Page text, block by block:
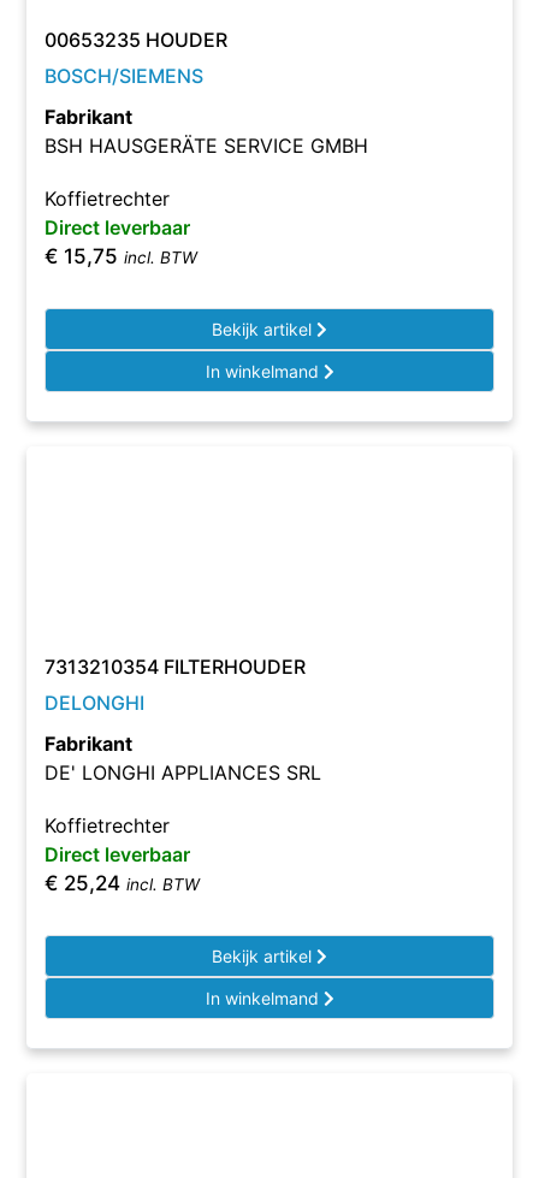
00653235 HOUDER
BOSCH/SIEMENS
Fabrikant
BSH HAUSGERÄTE SERVICE GMBH
Koffietrechter
Direct leverbaar
€ 15,75 incl. BTW
Bekijk artikel
In winkelmand
7313210354 FILTERHOUDER
DELONGHI
Fabrikant
DE' LONGHI APPLIANCES SRL
Koffietrechter
Direct leverbaar
€ 25,24 incl. BTW
Bekijk artikel
In winkelmand